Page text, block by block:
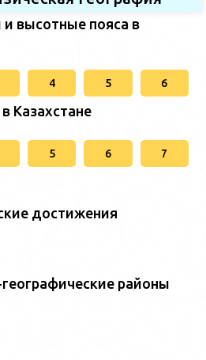
высотные пояса в
4 5 6
Казахстане
5 6 7
достижения
районы